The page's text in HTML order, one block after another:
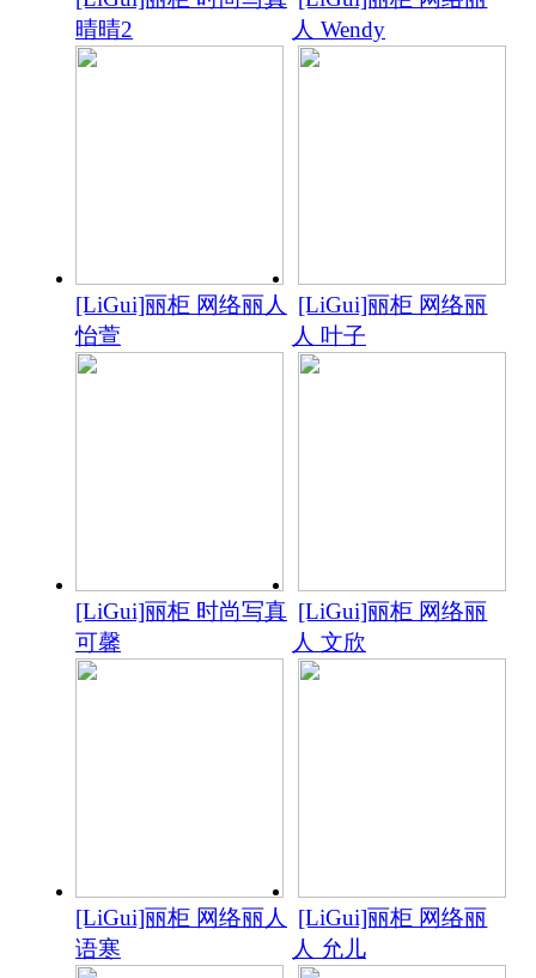
晴晴2
人 Wendy
[LiGui]丽柜 网络丽人
怡萱
[LiGui]丽柜 网络丽
人 叶子
[LiGui]丽柜 时尚写真
可馨
[LiGui]丽柜 网络丽
人 文欣
[LiGui]丽柜 网络丽人
语寒
[LiGui]丽柜 网络丽
人 允儿